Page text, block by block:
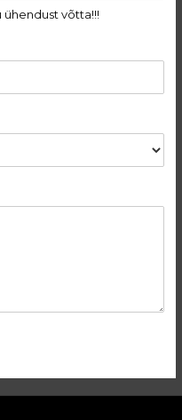
ühendust võtta!!!